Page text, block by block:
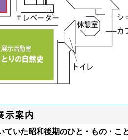
示案内
いた昭和後期のひと・もの・こ